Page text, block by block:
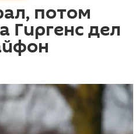
потом
Гиргенс дел